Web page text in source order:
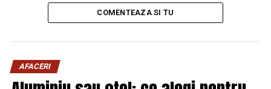
Fiind conştient de greutatea pe care o duci şi de spaţiul
limitat din coşul de cumpărături, vei preveni adăugarea
4. Practică regula de „trei zile” în timpul
cumpărăturilor
COMENTEAZA SI TU
AFACERI